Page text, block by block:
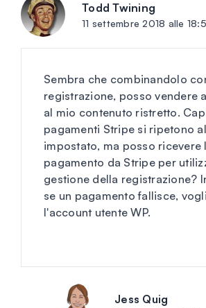
Todd Twining
11 settembre 2018 alle
Sembra che combinandolo
registrazione, posso vendere
al mio contenuto ristretto.
pagamenti Stripe si ripetono
impostato, ma posso ricevere
pagamento da Stripe per
gestione della registrazione?
se un pagamento fallisce,
l'account utente WP.
Jess Quig